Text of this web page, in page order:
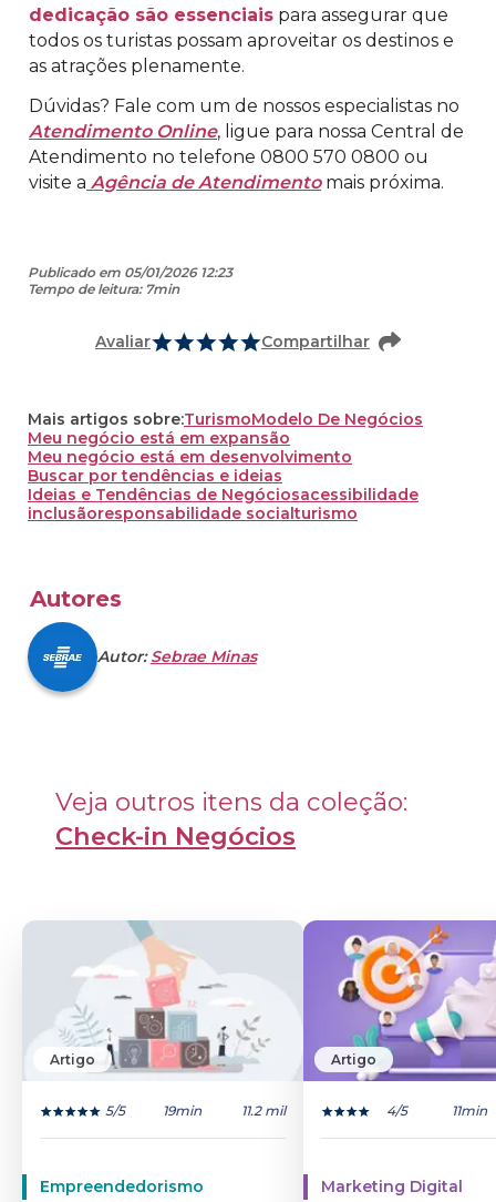
dedicação são essenciais para assegurar que
todos os turistas possam aproveitar os destinos e
as atrações plenamente.
Dúvidas? Fale com um de nossos especialistas no
Atendimento Online, ligue para nossa Central de
Atendimento no telefone 0800 570 0800 ou
visite a Agência de Atendimentomais próxima.
Publicado em 05/01/2026 12:23
Tempo de leitura: 7min
Avaliar Compartilhar
Mais artigos sobre:TurismoModelo De Negócios
Meu negócio está em expansão
Meu negócio está em desenvolvimento
Buscar por tendências e ideias
Ideias e Tendências de Negóciosacessibilidade
inclusãoresponsabilidade socialturismo
Autores
Autor:Sebrae Minas
Check-in Negócios
Artigo
5/5 19min 11.2 mil
Empreendedorismo
Artigo
4/5 11min
Marketing Digital